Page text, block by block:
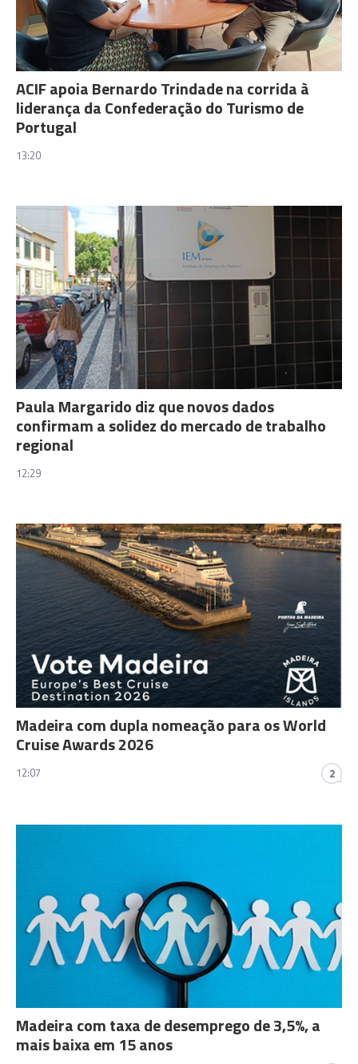
ACIF apoia Bernardo Trindade na corrida à
liderança da Confederação do Turismo de
Portugal
13:20
Paula Margarido diz que novos dados
confirmam a solidez do mercado de trabalho
regional
12:29
Madeira com dupla nomeação para os World
Cruise Awards 2026
12:07 2
Madeira com taxa de desemprego de 3,5%, a
mais baixa em 15 anos